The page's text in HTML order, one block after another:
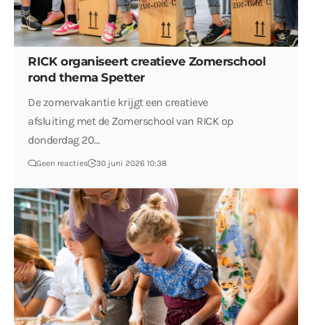
RICK organiseert creatieve Zomerschool
rond thema Spetter
De zomervakantie krijgt een creatieve
afsluiting met de Zomerschool van RICK op
donderdag 20…
Geen reacties 30 juni 2026 10:38